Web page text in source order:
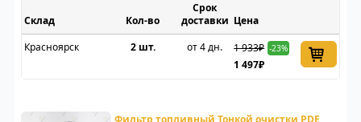
Склад
Срок
доставки Цена
Красноярск
2 шт. от 4 дн. 1 933₽ -23%
1 497₽